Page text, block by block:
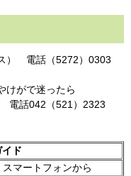
） 電話（5272）0303
けがで迷ったら
電話042（521）2323
ド
スマートフォンから